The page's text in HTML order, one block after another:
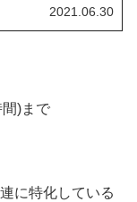
2021.06.30
)まで
に特化している